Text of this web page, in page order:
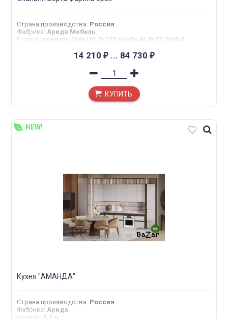
Страна производства: Россия
Фабрика: Арида Мебель
Размер : кровать 210x181.2x135 тумба 46.8x51.2x50.4
14 210 ₽... 84 730 ₽
КУПИТЬ
NEW!
Кухня "АМАНДА"
Страна производства: Россия
Фабрика: Арида
Размер : 4,2 м